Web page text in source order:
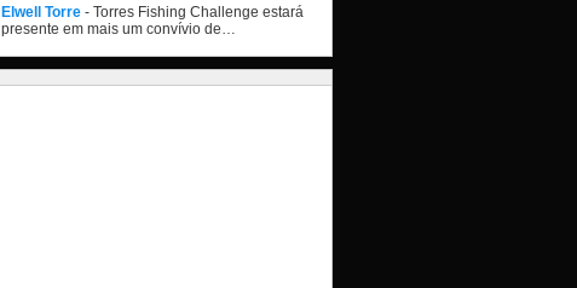
Elwell Torre - Torres Fishing Challenge estará
presente em mais um convívio de…